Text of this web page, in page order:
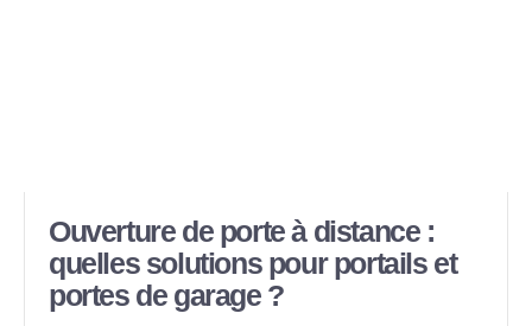
Ouverture de porte à distance :
quelles solutions pour portails et
portes de garage ?